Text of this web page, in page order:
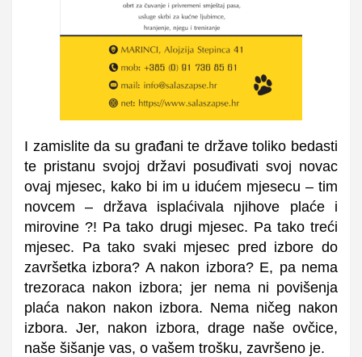
I zamislite da su građani te države toliko bedasti
te pristanu svojoj državi posuđivati svoj novac
ovaj mjesec, kako bi im u idućem mjesecu – tim
novcem – država isplaćivala njihove plaće i
mirovine ?! Pa tako drugi mjesec. Pa tako treći
mjesec. Pa tako svaki mjesec pred izbore do
završetka izbora? A nakon izbora? E, pa nema
trezoraca nakon izbora; jer nema ni povišenja
plaća nakon nakon izbora. Nema ničeg nakon
izbora. Jer, nakon izbora, drage naše ovčice,
naše šišanje vas, o vašem trošku, završeno je.